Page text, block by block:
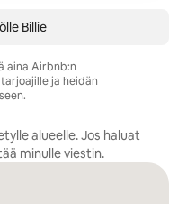
Billie
aina Airbnb:n
ja heidän
alueelle. Jos haluat
minulle viestin.